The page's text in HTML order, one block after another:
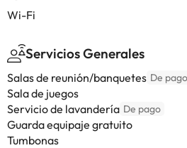
Wi-Fi
Servicios Generales
Salas de reunión/banquetes De pago
Sala de juegos
Servicio de lavandería De pago
Guarda equipaje gratuito
Tumbonas